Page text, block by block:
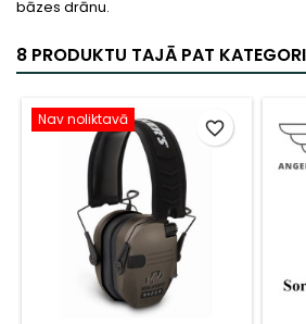
bāzes drānu.
8 PRODUKTU TAJĀ PAT
Nav noliktavā favorite_border